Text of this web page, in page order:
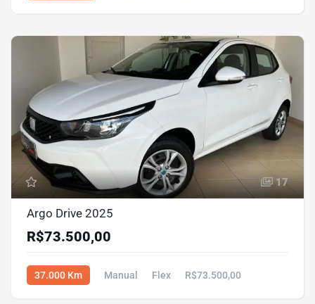
17
Argo Drive 2025
R$73.500,00
37.000 Km Manual Flex R$73.500,00